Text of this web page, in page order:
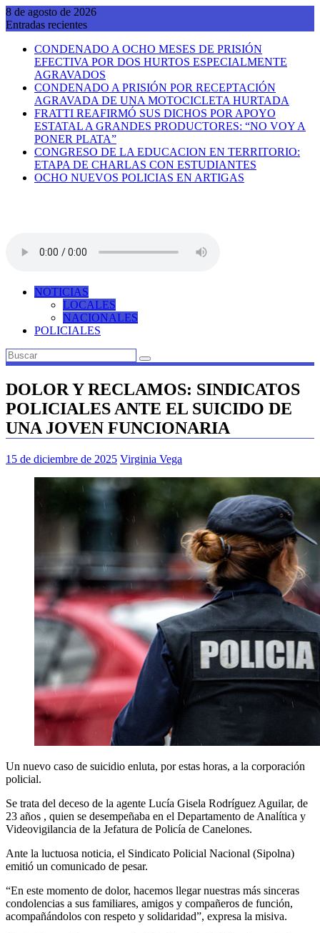
Saltar
al
8 de agosto de 2026
Entradas recientes
CONDENADO A OCHO MESES DE PRISIÓN
EFECTIVA POR DOS HURTOS ESPECIALMENTE
AGRAVADOS
CONDENADO A PRISIÓN POR RECEPTACIÓN
AGRAVADA DE UNA MOTOCICLETA HURTADA
FRATTI REAFIRMÓ SUS DICHOS POR APOYO
ESTATAL A GRANDES PRODUCTORES: “NO VOY A
PONER PLATA”
CONGRESO DE LA EDUCACION EN TERRITORIO:
ETAPA DE CHARLAS CON ESTUDIANTES
OCHO NUEVOS POLICIAS EN ARTIGAS
NOTICIAS
LOCALES
NACIONALES
POLICIALES
DOLOR Y RECLAMOS: SINDICATOS
POLICIALES ANTE EL SUICIDO DE
UNA JOVEN FUNCIONARIA
15 de diciembre de 2025 Virginia Vega
Un nuevo caso de suicidio enluta, por estas horas, a la corporación
policial.
Se trata del deceso de la agente Lucía Gisela Rodríguez Aguilar, de
23 años , quien se desempeñaba en el Departamento de Analítica y
Videovigilancia de la Jefatura de Policía de Canelones.
Ante la luctuosa noticia, el Sindicato Policial Nacional (Sipolna)
emitió un comunicado de pesar.
“En este momento de dolor, hacemos llegar nuestras más sinceras
condolencias a sus familiares, amigos y compañeros de función,
acompañándolos con respeto y solidaridad”, expresa la misiva.